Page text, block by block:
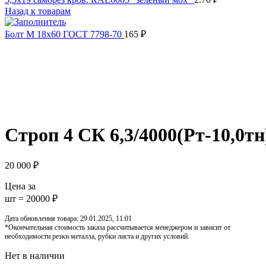
Назад к товарам
Болт М 18х60 ГОСТ 7798-70 165 ₽
Строп 4 СК 6,3/4000(Рт-
20 000 ₽
Цена за
шт = 20000 ₽
Дата обновления товара: 29.01.2025, 11:01
*Окончательная стоимость заказа рассчитывается менеджером и зависит от
необходимости резки металла, рубки листа и других условий.
Нет в наличии